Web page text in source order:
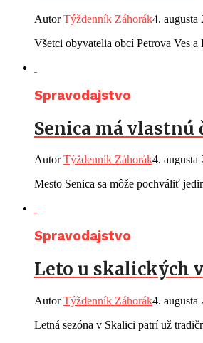
AutorTýždenník Záhorák4. augusta
Všetci obyvatelia obcí Petrova Ves
Spravodajstvo
Senica má vlastnú
AutorTýždenník Záhorák4. augusta
Mesto Senica sa môže pochváliť
Spravodajstvo
Leto u skalických
AutorTýždenník Záhorák4. augusta
Letná sezóna v Skalici patrí už